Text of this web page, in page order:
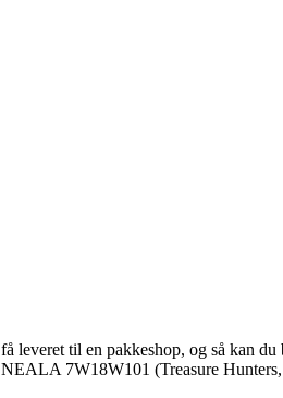
til en pakkeshop, og så kan
7W18W101 (Treasure